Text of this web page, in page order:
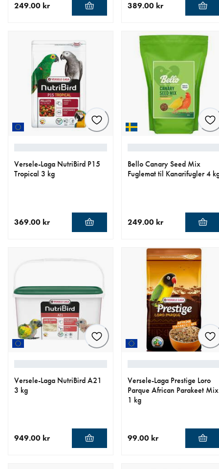
249.00 kr 389.00 kr
Versele-Laga NutriBird P15
Tropical 3 kg
369.00 kr
Bello Canary Seed Mix
Fuglemat til Kanarifugler 4
249.00 kr
Versele-Laga NutriBird A21
3 kg
949.00 kr
Versele-Laga Prestige Loro
Parque African Parakeet Mix
1 kg
99.00 kr